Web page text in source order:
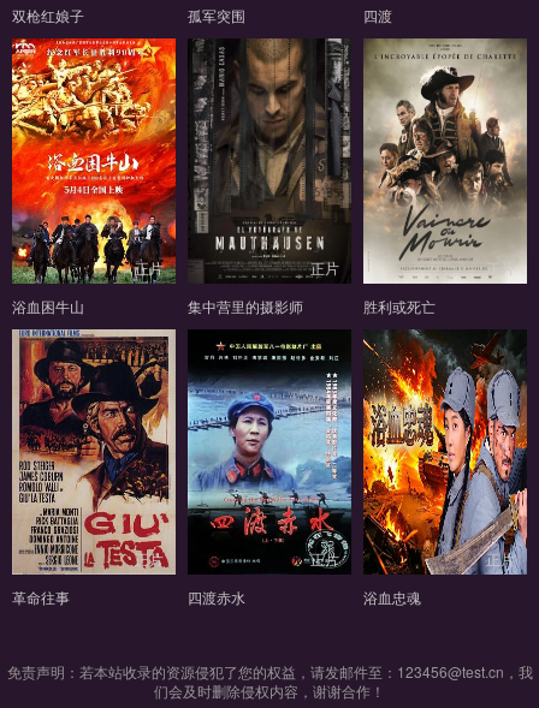
双枪红娘子
孤军突围
四渡
正片
浴血困牛山
正片
集中营里的摄影师
正片
胜利或死亡
正片
革命往事
正片
四渡赤水
正片
浴血忠魂
免责声明：若本站收录的资源侵犯了您的权益，请发邮件至：123456@test.cn，我
们会及时删除侵权内容，谢谢合作！